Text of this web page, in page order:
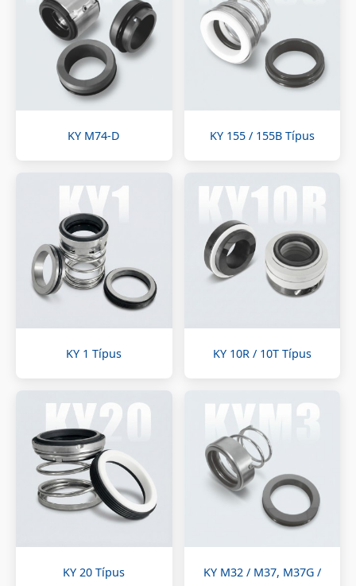
KY M74-D KY 155 / 155B Típus
KY 1 Típus KY 10R / 10T Típus
KY 20 Típus
KY M32 / M37, M37G /